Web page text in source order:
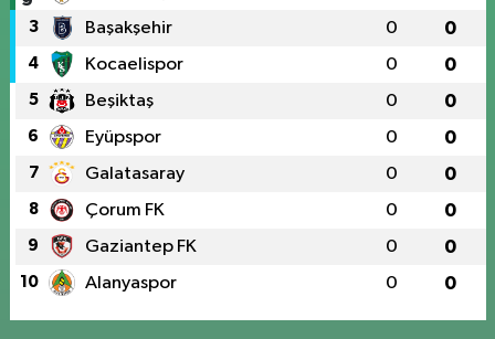
3 Başakşehir 0 0
4 Kocaelispor 0 0
5 Beşiktaş 0 0
6 Eyüpspor 0 0
7 Galatasaray 0 0
8 Çorum FK 0 0
9 Gaziantep FK 0 0
10 Alanyaspor 0 0